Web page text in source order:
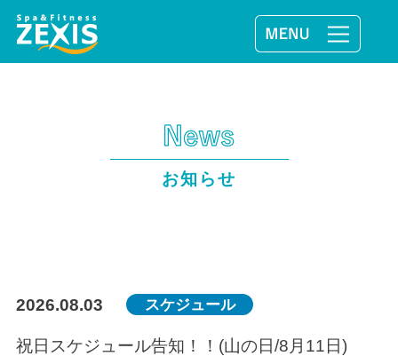
お知らせ
2026.08.03 スケジュール
祝日スケジュール告知！！(山の日/8月11日)